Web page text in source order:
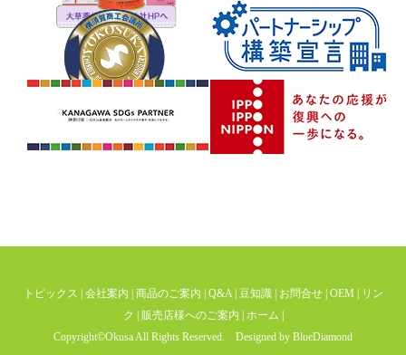
トピックス 会社案内 商品のご案内 Q&A| 豆知識| お問合せ| OEM
リン
ク
販売店様へのご案内 ホーム
Copyright©Okusa All Rights Reserved. Designed by BlueDiamond